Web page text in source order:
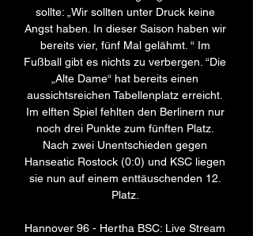
sollte: „Wir sollten unter Druck keine
Angst haben. In dieser Saison haben wir
bereits vier, fünf Mal gelähmt. “ Im
Fußball gibt es nichts zu verbergen. “Die
„Alte Dame“ hat bereits einen
aussichtsreichen Tabellenplatz erreicht.
Im elften Spiel fehlten den Berlinern nur
noch drei Punkte zum fünften Platz.
Nach zwei Unentschieden gegen
Hanseatic Rostock (0:0) und KSC liegen
sie nun auf einem enttäuschenden 12.
Platz.
Hannover 96 - Hertha BSC: Live Stream